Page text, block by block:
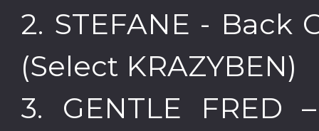
2. STEFANE - Back
(Select KRAZYBEN)
3. GENTLE FRED